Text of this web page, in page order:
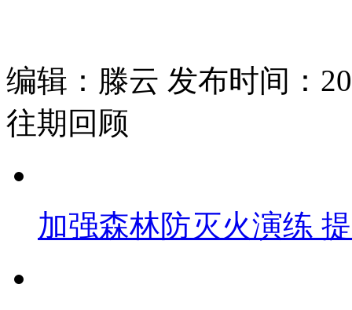
编辑：滕云 发布时间：
往期回顾
加强森林防灭火演练